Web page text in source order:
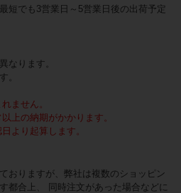
短でも3営業日～5営業日後の出荷予定
なります。
。
ません。
上の納期がかかります。
より起算します。
おりますが、弊社は複数のショッピン
都合上、 同時注文があった場合などに